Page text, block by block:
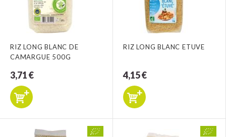
RIZ LONG BLANC DE
CAMARGUE 500G
3,71 €
RIZ LONG BLANC ETUVE
4,15 €